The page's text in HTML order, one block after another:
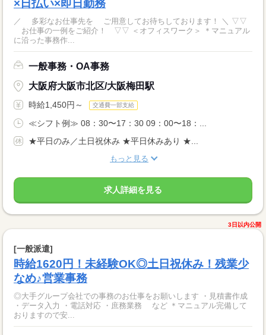
×日払い×即日勤務
／ 多彩なお仕事先を ご用意してお待ちしております！ ＼ ▽▽
お仕事の一例をご紹介！ ▽▽ ＜オフィスワーク＞ ＊マニュアル
に沿った事務作...
一般事務・OA事務
大阪府大阪市北区/大阪梅田駅
時給1,450円～ 交通費一部支給
≪シフト例≫ 08：30〜17：30 09：00〜18：...
★平日のみ／土日祝休み ★平日休みあり ★...
もっと見る
求人詳細を見る
3日以内公開
[一般派遣]
時給1620円！未経験OK◎土日祝休み！残業少
なめ♪営業事務
◎大手グループ会社での事務のお仕事をお願いします ・見積書作成
・データ入力 ・電話対応 ・庶務業務 など ＊マニュアル完備して
おりますので安...